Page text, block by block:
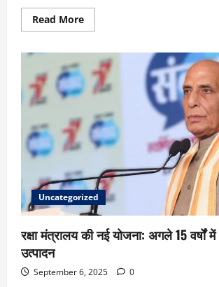
Read More
Uncategorized
रक्षा मंत्रालय की नई योजना: अगले 15 वर्षों में
उत्पादन
September 6, 2025 0